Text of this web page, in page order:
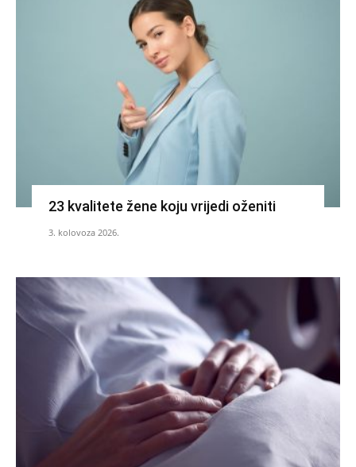
23 kvalitete žene koju vrijedi oženiti
3. kolovoza 2026.